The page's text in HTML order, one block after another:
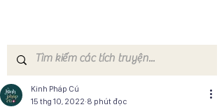
Kinh Pháp Cú
15 thg 10, 2022 8 phút đọc